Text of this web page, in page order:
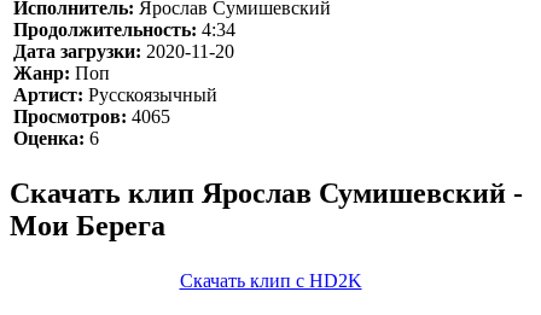
Исполнитель: Ярослав Сумишевский
Продолжительность: 4:34
Дата загрузки: 2020-11-20
Жанр: Поп
Артист: Русскоязычный
Просмотров: 4065
Оценка: 6
Скачать клип Ярослав Сумишевский -
Мои Берега
Скачать клип с HD2K